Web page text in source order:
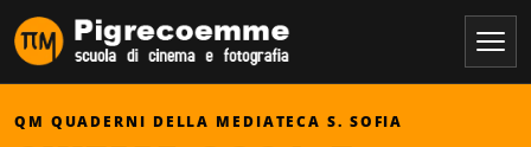
QM QUADERNI DELLA MEDIATECA S. SOFIA